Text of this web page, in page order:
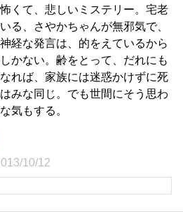
くて、悲しいミステリー。宅老
る、さやかちゃんが無邪気で、
経な発言は、的をえているから
かない。齢をとって、だれにも
れば、家族には迷惑かけずに死
みな同じ。でも世間にそう思わ
気もする。
10/12